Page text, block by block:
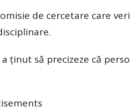
de cercetare care
să precizeze că